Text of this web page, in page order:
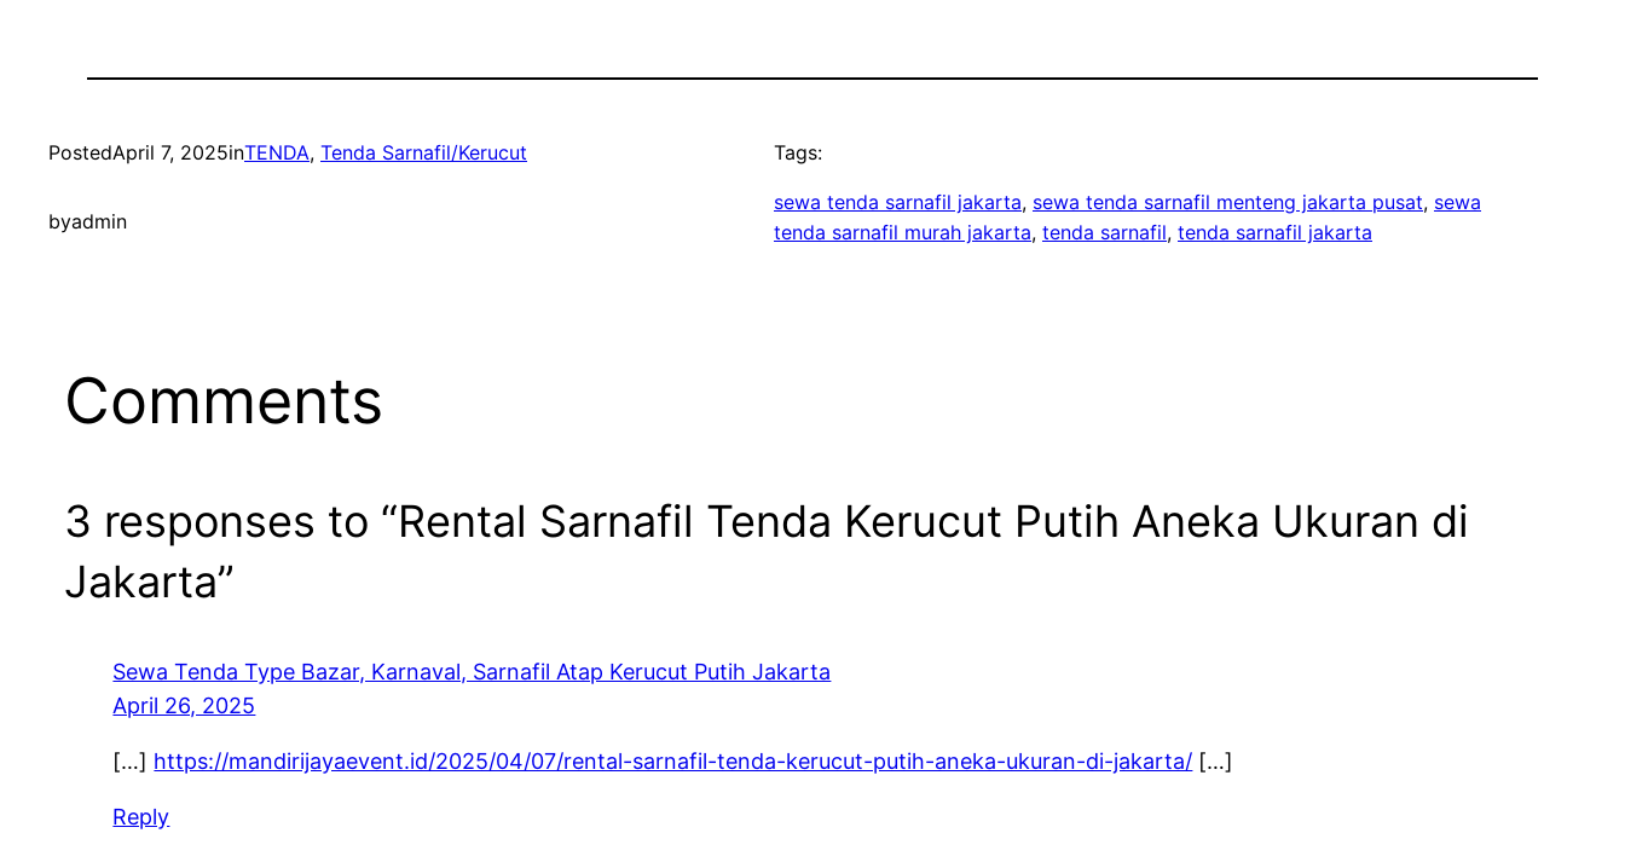
PostedApril 7, 2025inTENDA, Tenda Sarnafil/Kerucut
byadmin
Tags:
sewa tenda sarnafil jakarta, sewa tenda sarnafil menteng jakarta pusat, sewa
tenda sarnafil murah jakarta, tenda sarnafil, tenda sarnafil jakarta
Comments
3 responses to “Rental Sarnafil Tenda Kerucut Putih Aneka Ukuran di
Jakarta”
Sewa Tenda Type Bazar, Karnaval, Sarnafil Atap Kerucut Putih Jakarta
April 26, 2025
[…] https://mandirijayaevent.id/2025/04/07/rental-sarnafil-tenda-kerucut-putih-aneka-ukuran-di-jakarta/ […]
Reply